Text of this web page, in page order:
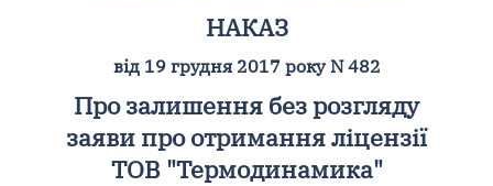
НАКАЗ
від 19 грудня 2017 року N 482
Про залишення без розгляду
заяви про отримання ліцензії
ТОВ "Термодинамика"